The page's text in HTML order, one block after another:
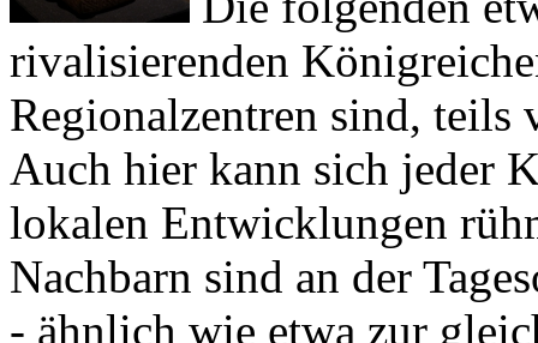
rivalisierenden
Regionalzentren sind, teils
Auch hier kann sich jeder
lokalen Entwicklungen
Nachbarn sind an der
- ähnlich wie etwa zur